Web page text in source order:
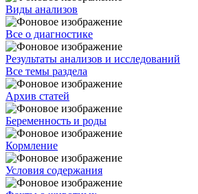
Виды анализов
Все о диагностике
Результаты анализов и исследований
Все темы раздела
Архив статей
Беременность и роды
Кормление
Условия содержания